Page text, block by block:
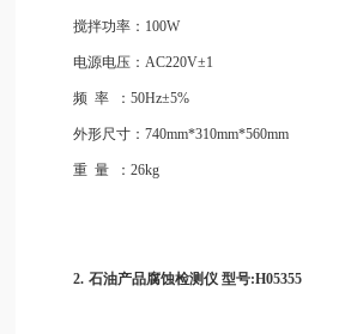
搅拌功率： 100W
电源电压：AC220V±1
频 率 ：50Hz±5%
外形尺寸：740mm*310mm*560mm
重 量 ：26kg
2. 石油产品腐蚀检测仪 型号:H05355